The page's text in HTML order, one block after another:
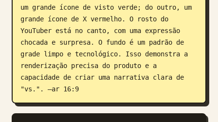
um grande ícone de visto verde; do outro, um
grande ícone de X vermelho. O rosto do
YouTuber está no canto, com uma expressão
chocada e surpresa. O fundo é um padrão de
grade limpo e tecnológico. Isso demonstra a
renderização precisa do produto e a
capacidade de criar uma narrativa clara de
"vs.". –ar 16:9